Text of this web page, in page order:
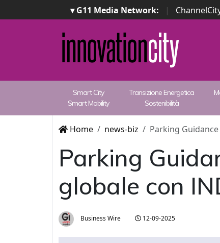
▾ G11 Media Network: |
Smart City
Smart Mobility
Transizione Energetica
Sostenibilità
Home news-biz Parking
Parking
globale con
Business Wire 12-09-2025